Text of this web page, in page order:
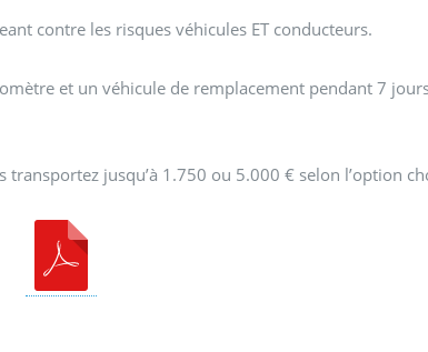
contre les risques véhicules ET conducteurs.
et un véhicule de remplacement pendant 7
jusqu’à 1.750 ou 5.000 € selon l’option